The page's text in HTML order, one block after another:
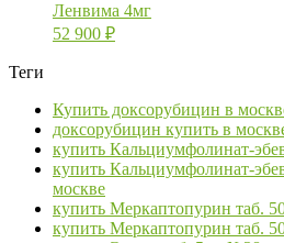
Ленвима 4мг
52 900 ₽
Теги
Купить доксорубицин в
доксорубицин купить в
купить Кальциумфолинат-
купить Кальциумфолинат-
москве
купить Меркаптопурин таб.
купить Меркаптопурин таб.